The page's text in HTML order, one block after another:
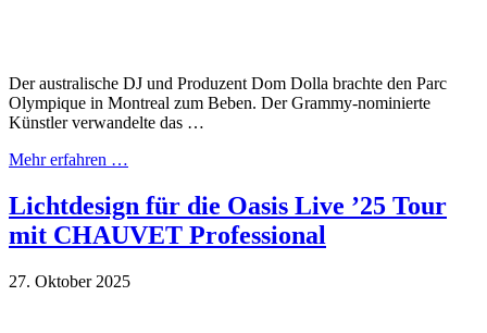
Der australische DJ und Produzent Dom Dolla brachte den Parc
Olympique in Montreal zum Beben. Der Grammy-nominierte
Künstler verwandelte das …
Mehr erfahren …
Lichtdesign für die Oasis Live ’25 Tour
mit CHAUVET Professional
27. Oktober 2025